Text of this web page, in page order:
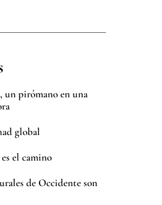
un pirómano en una
global
el camino
de Occidente son